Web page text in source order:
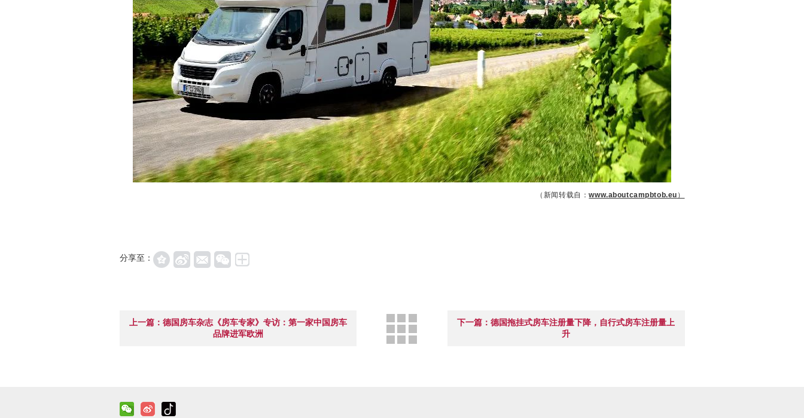
（新闻转载自：www.aboutcampbtob.eu ）
分享至：
上一篇：德国房车杂志《房车专家》专访：第一家中国房车
品牌进军欧洲
下一篇：德国拖挂式房车注册量下降，自行式房车注册量上
升